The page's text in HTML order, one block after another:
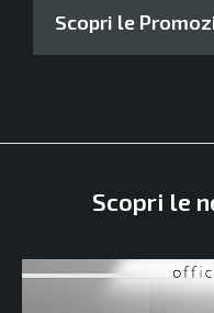
Scopri le
Scopri le